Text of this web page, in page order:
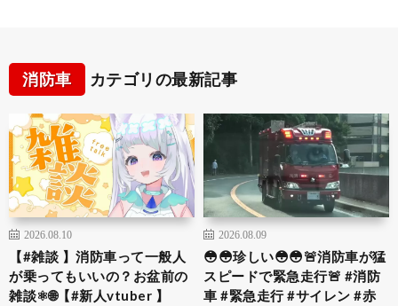
消防車 カテゴリの最新記事
2026.08.10
【#雑談 】消防車って一般人
が乗ってもいいの？お盆前の
雑談⚛️🌐【#新人vtuber 】
2026.08.09
😳😳珍しい😳😳🚨消防車が猛
スピードで緊急走行🚨 #消防
車 #緊急走行 #サイレン #赤